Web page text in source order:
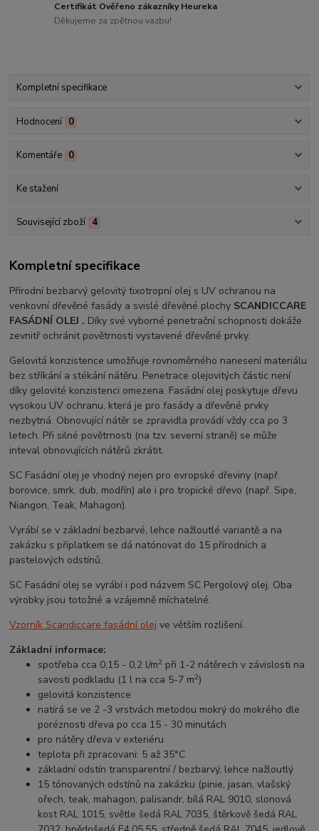
Certifikát Ověřeno zákazníky Heureka
Děkujeme za zpětnou vazbu!
Kompletní specifikace
Hodnocení 0
Komentáře 0
Ke stažení
Související zboží 4
Kompletní specifikace
Přírodní bezbarvý gelovitý tixotropní olej s UV ochranou na
venkovní dřevěné fasády a svislé dřevěné plochy SCANDICCARE
FASÁDNÍ OLEJ . Díky své vyborné penetrační schopnosti dokáže
zevnitř ochránit povětrnosti vystavené dřevěné prvky.
Gelovitá konzistence umožňuje rovnoměrného nanesení materiálu
bez stříkání a stékání nátěru. Penetrace olejovitých částic není
díky gelovité konzistenci omezena. Fasádní olej poskytuje dřevu
vysokou UV ochranu, která je pro fasády a dřevěné prvky
nezbytná. Obnovující nátěr se zpravidla provádí vždy cca po 3
letech. Při silné povětrnosti (na tzv. severní straně) se může
inteval obnovujících nátěrů zkrátit.
SC Fasádní olej je vhodný nejen pro evropské dřeviny (např.
borovice, smrk, dub, modřín) ale i pro tropické dřevo (např. Sipe,
Niangon, Teak, Mahagon).
Vyrábí se v základní bezbarvé, lehce nažloutlé variantě a na
zakázku s příplatkem se dá natónovat do 15 přírodních a
pastelových odstínů.
SC Fasádní olej se vyrábí i pod názvem SC Pergolový olej. Oba
výrobky jsou totožné a vzájemně míchatelné.
Vzorník Scandiccare fasádní olej ve větším rozlišení.
Základní informace:
spotřeba cca 0,15 - 0,2 l/m2 při 1-2 nátěrech v závislosti na
savosti podkladu (1 l na cca 5-7 m2)
gelovitá konzistence
natírá se ve 2 -3 vrstvách metodou mokrý do mokrého dle
poréznosti dřeva po cca 15 - 30 minutách
pro nátěry dřeva v exteriéru
teplota při zpracovani: 5 až 35°C
základní odstín transparentní / bezbarvý, lehce nažloutlý
15 tónovaných odstínů na zakázku (pinie, jasan, vlašský
ořech, teak, mahagon, palisandr, bílá RAL 9010, slonová
kost RAL 1015, světle šedá RAL 7035, štěrkově šedá RAL